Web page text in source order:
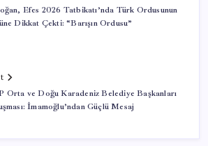
Efes 2026 Tatbikatı’nda Türk Ordusunun
Dikkat Çekti: “Barışın Ordusu”
Orta ve Doğu Karadeniz Belediye Başkanları
İmamoğlu’ndan Güçlü Mesaj